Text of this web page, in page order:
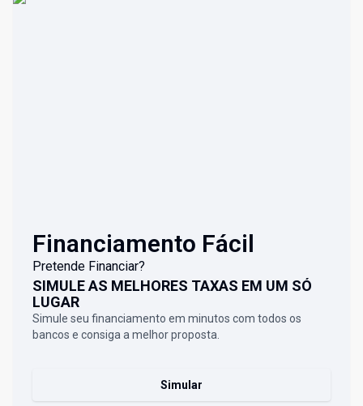
Financiamento Fácil
Pretende Financiar?
SIMULE AS MELHORES TAXAS EM UM SÓ
LUGAR
Simule seu financiamento em minutos com todos os
bancos e consiga a melhor proposta.
Simular